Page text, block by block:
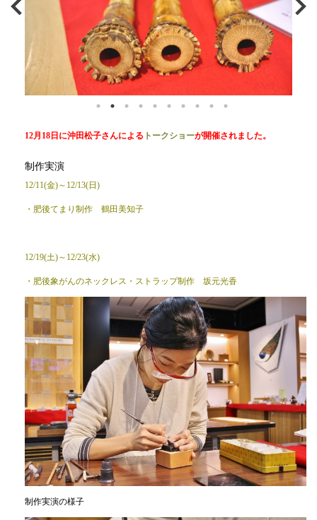
12月18日に沖田松子さんによる トークショーが開催されました。
制作実演
12/11(金)～12/13(日)
・肥後てまり制作 鶴田美知子
12/19(土)～12/23(水)
・肥後象がんのネックレス・ストラップ制作 坂元光香
制作実演の様子